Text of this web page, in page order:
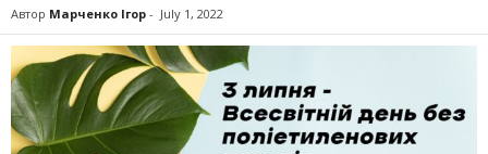
Автор Марченко Ігор - July 1, 2022